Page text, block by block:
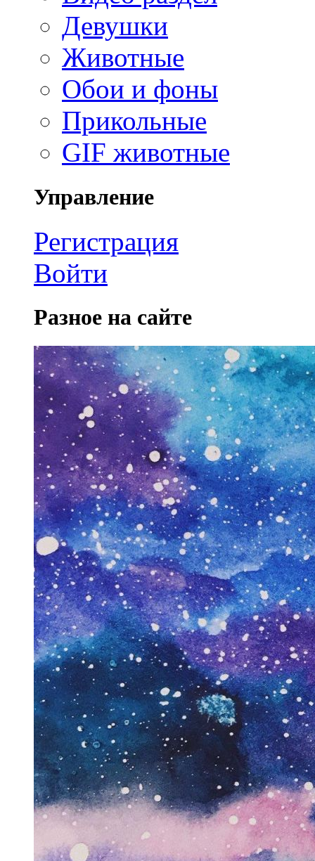
Девушки
Животные
Обои и фоны
Прикольные
GIF животные
Управление
Регистрация
Войти
Разное на сайте